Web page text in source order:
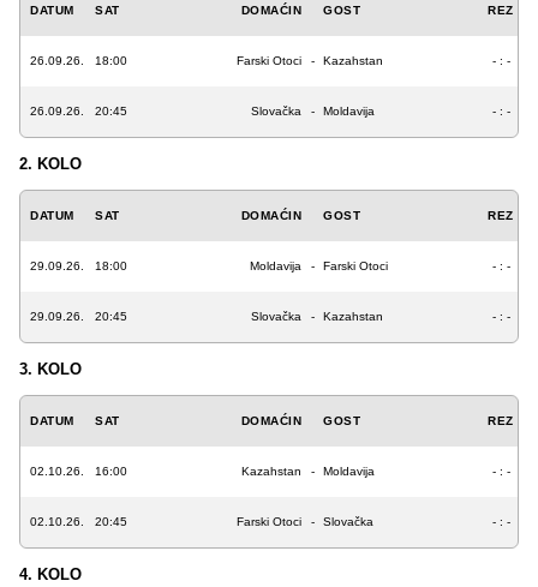
DATUM SAT DOMAĆIN GOST REZ
26.09.26. 18:00 Farski Otoci - Kazahstan - : -
26.09.26. 20:45 Slovačka - Moldavija - : -
2. KOLO
DATUM SAT DOMAĆIN GOST REZ
29.09.26. 18:00 Moldavija - Farski Otoci - : -
29.09.26. 20:45 Slovačka - Kazahstan - : -
3. KOLO
DATUM SAT DOMAĆIN GOST REZ
02.10.26. 16:00 Kazahstan - Moldavija - : -
02.10.26. 20:45 Farski Otoci - Slovačka - : -
4. KOLO